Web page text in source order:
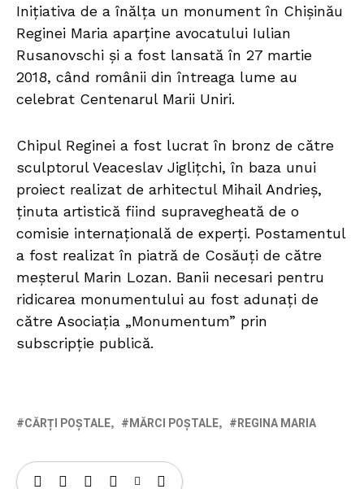
Inițiativa de a înălța un monument în Chișinău
Reginei Maria aparține avocatului Iulian
Rusanovschi și a fost lansată în 27 martie
2018, când românii din întreaga lume au
celebrat Centenarul Marii Uniri.
Chipul Reginei a fost lucrat în bronz de către
sculptorul Veaceslav Jiglițchi, în baza unui
proiect realizat de arhitectul Mihail Andrieș,
ținuta artistică fiind supravegheată de o
comisie internațională de experți. Postamentul
a fost realizat în piatră de Cosăuți de către
meșterul Marin Lozan. Banii necesari pentru
ridicarea monumentului au fost adunați de
către Asociația „Monumentum” prin
subscripție publică.
CĂRȚI POȘTALE MĂRCI POȘTALE REGINA MARIA